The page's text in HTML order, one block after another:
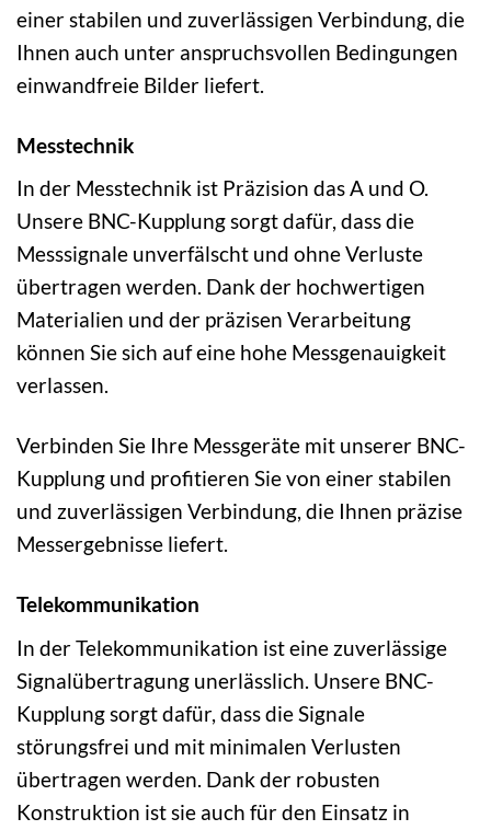
einer stabilen und zuverlässigen Verbindung, die
Ihnen auch unter anspruchsvollen Bedingungen
einwandfreie Bilder liefert.
Messtechnik
In der Messtechnik ist Präzision das A und O.
Unsere BNC-Kupplung sorgt dafür, dass die
Messsignale unverfälscht und ohne Verluste
übertragen werden. Dank der hochwertigen
Materialien und der präzisen Verarbeitung
können Sie sich auf eine hohe Messgenauigkeit
verlassen.
Verbinden Sie Ihre Messgeräte mit unserer BNC-
Kupplung und profitieren Sie von einer stabilen
und zuverlässigen Verbindung, die Ihnen präzise
Messergebnisse liefert.
Telekommunikation
In der Telekommunikation ist eine zuverlässige
Signalübertragung unerlässlich. Unsere BNC-
Kupplung sorgt dafür, dass die Signale
störungsfrei und mit minimalen Verlusten
übertragen werden. Dank der robusten
Konstruktion ist sie auch für den Einsatz in